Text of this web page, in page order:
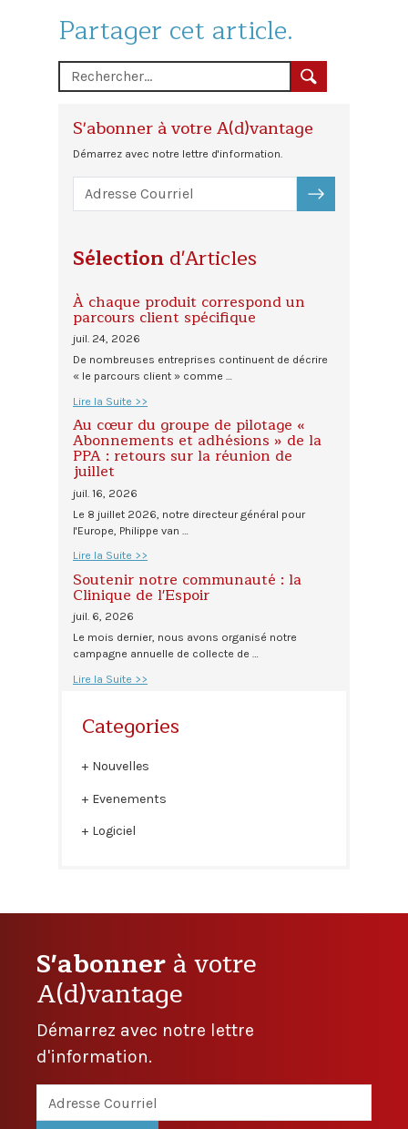
Partager cet article.
S'abonner à votre A(d)vantage
Démarrez avec notre lettre d'information.
S'ABONNER
Sélection d'Articles
À chaque produit correspond un
parcours client spécifique
juil. 24, 2026
De nombreuses entreprises continuent de décrire
« le parcours client » comme …
Lire la Suite >>
Au cœur du groupe de pilotage «
Abonnements et adhésions » de la
PPA : retours sur la réunion de
juillet
juil. 16, 2026
Le 8 juillet 2026, notre directeur général pour
l'Europe, Philippe van …
Lire la Suite >>
Soutenir notre communauté : la
Clinique de l'Espoir
juil. 6, 2026
Le mois dernier, nous avons organisé notre
campagne annuelle de collecte de …
Lire la Suite >>
Categories
Nouvelles
Evenements
Logiciel
S'abonnerà votre
A(d)vantage
Démarrez avec notre lettre
d'information.